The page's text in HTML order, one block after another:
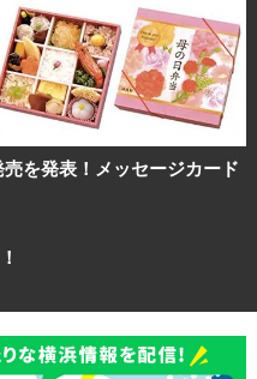
を発表！メッセージカード